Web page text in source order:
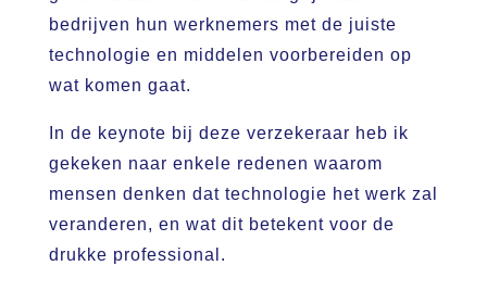
bedrijven hun werknemers met de juiste
technologie en middelen voorbereiden op
wat komen gaat.
In de keynote bij deze verzekeraar heb ik
gekeken naar enkele redenen waarom
mensen denken dat technologie het werk zal
veranderen, en wat dit betekent voor de
drukke professional.